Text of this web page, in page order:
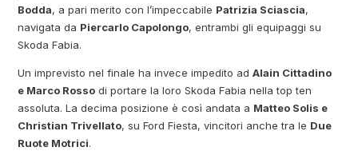
Bodda, a pari merito con l’impeccabile Patrizia Sciascia,
navigata da Piercarlo Capolongo, entrambi gli equipaggi su
Skoda Fabia.
Un imprevisto nel finale ha invece impedito adAlain Cittadino
e Marco Rosso di portare la loro Skoda Fabia nella top ten
assoluta. La decima posizione è così andata a Matteo Solis e
Christian Trivellato, su Ford Fiesta, vincitori anche tra le Due
Ruote Motrici.